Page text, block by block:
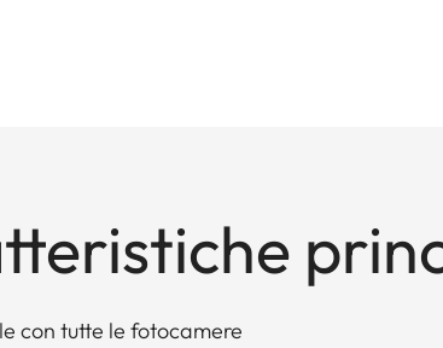
con tutte le fotocamere